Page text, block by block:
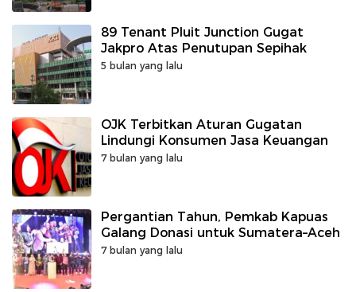
89 Tenant Pluit Junction Gugat
Jakpro Atas Penutupan Sepihak
5 bulan yang lalu
OJK Terbitkan Aturan Gugatan
Lindungi Konsumen Jasa Keuangan
7 bulan yang lalu
Pergantian Tahun, Pemkab Kapuas
Galang Donasi untuk Sumatera–Aceh
7 bulan yang lalu